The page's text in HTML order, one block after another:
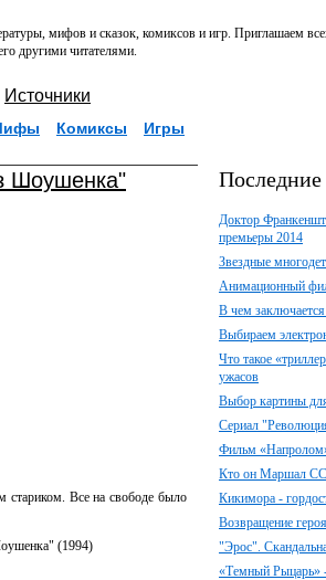
мифов и сказок, комиксов и игр. Приглашаем
другими читателями.
Источники
Комиксы Игры
Шоушенка"
стариком. Все на свободе было
(1994)
Доктор
премьеры 2014
Звездные
Анимационный
В чем заключается
Выбираем
Что такое
ужасов
Выбор картины
Сериал
Фильм
Кто он Маршал
Кикимора -
Возвращение героя
"Эрос".
«Темный Рыцарь»